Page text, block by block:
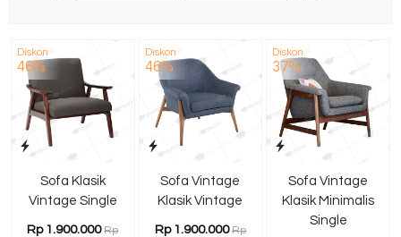
Diskon
46%
Sofa Klasik
Vintage Single
Rp 1.900.000 Rp
Diskon
46%
Sofa Vintage
Klasik Vintage
Rp 1.900.000 Rp
Diskon
37%
Sofa Vintage
Klasik Minimalis
Single